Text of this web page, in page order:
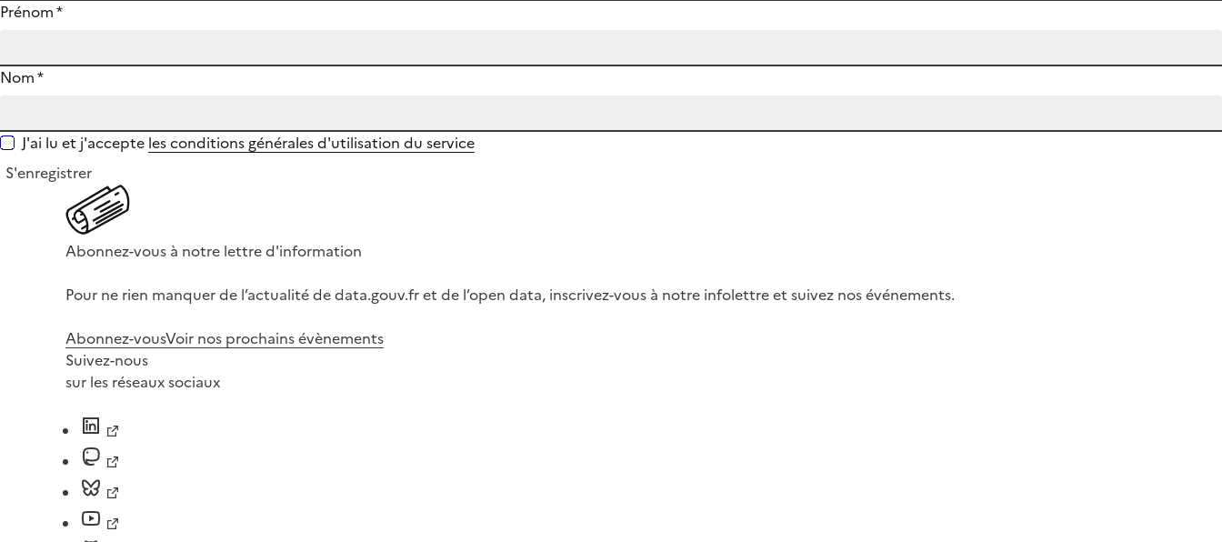
Prénom*
Nom*
J'ai lu et j'accepte les conditions générales d'utilisation du service
S'enregistrer
Abonnez-vous à notre lettre d'information
Pour ne rien manquer de l’actualité de data.gouv.fr et de l’open data, inscrivez-vous à notre infolettre et suivez nos événements.
Abonnez-vousVoir nos prochains évènements
Suivez-nous
sur les réseaux sociaux